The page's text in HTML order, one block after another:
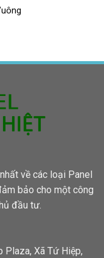
về các loại Panel
bảo cho một công
đầu tư.
Plaza, Xã Tứ Hiệp,